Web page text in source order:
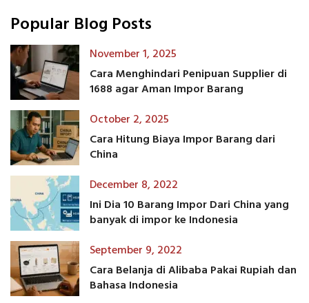
Popular Blog Posts
November 1, 2025
Cara Menghindari Penipuan Supplier di
1688 agar Aman Impor Barang
October 2, 2025
Cara Hitung Biaya Impor Barang dari
China
December 8, 2022
Ini Dia 10 Barang Impor Dari China yang
banyak di impor ke Indonesia
September 9, 2022
Cara Belanja di Alibaba Pakai Rupiah dan
Bahasa Indonesia